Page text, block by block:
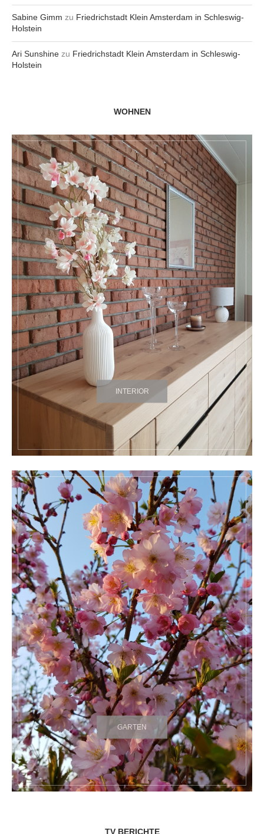
Sabine Gimm zu Friedrichstadt Klein Amsterdam in Schleswig-
Holstein
Ari Sunshine zu Friedrichstadt Klein Amsterdam in Schleswig-
Holstein
WOHNEN
INTERIOR
GARTEN
TV BERICHTE